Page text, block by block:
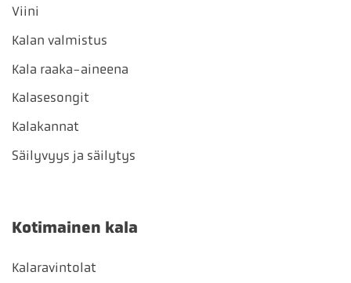
Viini
Kalan valmistus
Kala raaka-aineena
Kalasesongit
Kalakannat
Säilyvyys ja säilytys
Kotimainen kala
Kalaravintolat